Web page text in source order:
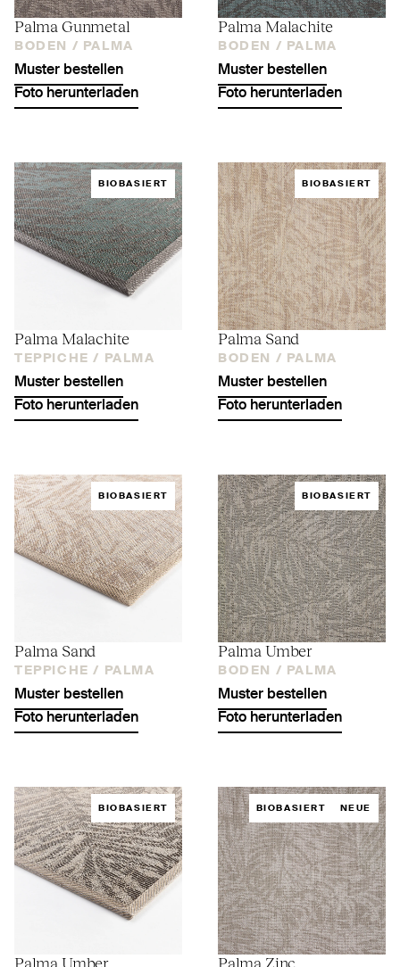
Palma Gunmetal
BODEN / PALMA
Muster bestellen
Foto herunterladen
Palma Malachite
BODEN / PALMA
Muster bestellen
Foto herunterladen
BIOBASIERT
Palma Malachite
TEPPICHE / PALMA
Muster bestellen
Foto herunterladen
BIOBASIERT
Palma Sand
BODEN / PALMA
Muster bestellen
Foto herunterladen
BIOBASIERT
Palma Sand
TEPPICHE / PALMA
Muster bestellen
Foto herunterladen
BIOBASIERT
Palma Umber
BODEN / PALMA
Muster bestellen
Foto herunterladen
BIOBASIERT
Palma Umber
BIOBASIERT NEUE
Palma Zinc